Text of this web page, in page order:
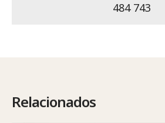
484 743
Relacionados